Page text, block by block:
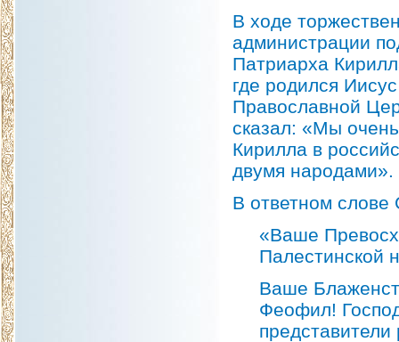
В ходе
администрации
Патриарха
где родился
Православной
сказал: «Мы
Кирилла в
двумя народами».
В ответном слове
«Ваше
Палестинской
Ваше
Феофил!